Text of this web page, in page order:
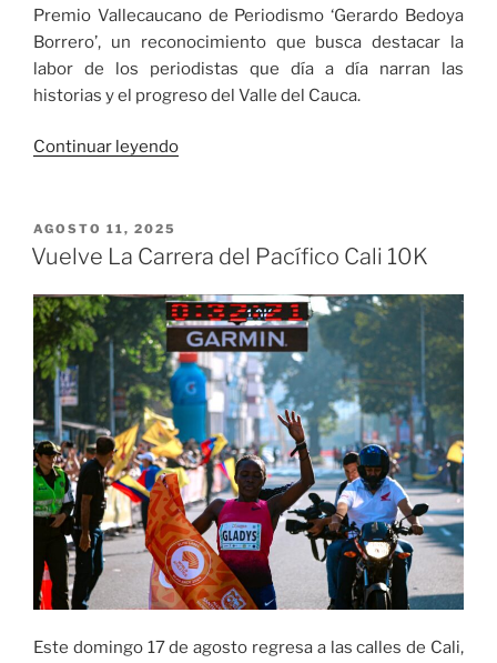
Premio Vallecaucano de Periodismo ‘Gerardo Bedoya
Borrero’, un reconocimiento que busca destacar la
labor de los periodistas que día a día narran las
historias y el progreso del Valle del Cauca.
Continuar leyendo«Ceremonia
Premio
de
Periodismo»
PUBLICADO
EL
AGOSTO 11, 2025
Vuelve La Carrera del Pacífico Cali 10K
Este domingo 17 de agosto regresa a las calles de Cali,